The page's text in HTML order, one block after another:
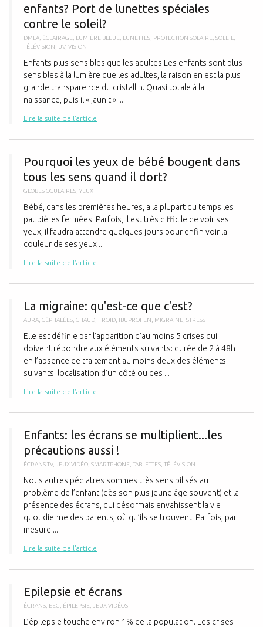
enfants? Port de lunettes spéciales
contre le soleil?
DMLA ÉCLAIRAGE LUMIÈRE BLEUE LUNETTES PROTECTION SOLAIRE SOLEIL
TÉLÉVISION
UV, VISION
Enfants plus sensibles que les adultes Les enfants sont plus
sensibles à la lumière que les adultes, la raison en est la plus
grande transparence du cristallin. Quasi totale à la
naissance, puis il « jaunit » ...
Lire la suite de l'article
Pourquoi les yeux de bébé bougent dans
tous les sens quand il dort?
GLOBES OCULAIRES YEUX
Bébé, dans les premières heures, a la plupart du temps les
paupières fermées. Parfois, il est très difficile de voir ses
yeux, il faudra attendre quelques jours pour enfin voir la
couleur de ses yeux ...
Lire la suite de l'article
La migraine: qu'est-ce que c'est?
AURA CÉPHALÉES CHAUD FROID IBUPROFEN MIGRAINE STRESS
Elle est définie par l’apparition d’au moins 5 crises qui
doivent répondre aux éléments suivants: durée de 2 à 48h
en l’absence de traitement au moins deux des éléments
suivants: localisation d’un côté ou des ...
Lire la suite de l'article
Enfants: les écrans se multiplient...les
précautions aussi !
ÉCRANS TV, JEUX VIDÉO SMARTPHONE TABLETTES TÉLÉVISION
Nous autres pédiatres sommes très sensibilisés au
problème de l’enfant (dès son plus jeune âge souvent) et la
présence des écrans, qui désormais envahissent la vie
quotidienne des parents, où qu’ils se trouvent. Parfois, par
mesure ...
Lire la suite de l'article
Epilepsie et écrans
ÉCRANS EEG ÉPILEPSIE JEUX VIDÉOS
L’épilepsie touche environ 1% de la population. Les crises